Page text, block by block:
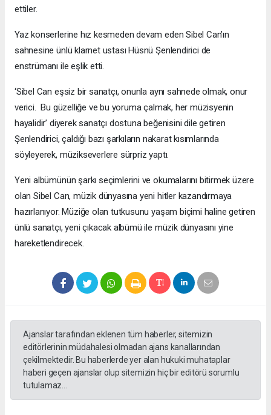
ettiler.
Yaz konserlerine hız kesmeden devam eden Sibel Can’ın
sahnesine ünlü klarnet ustası Hüsnü Şenlendirici de
enstrümanı ile eşlik etti.
‘Sibel Can eşsiz bir sanatçı, onunla aynı sahnede olmak, onur
verici. Bu güzelliğe ve bu yoruma çalmak, her müzisyenin
hayalidir’ diyerek sanatçı dostuna beğenisini dile getiren
Şenlendirici, çaldığı bazı şarkıların nakarat kısımlarında
söyleyerek, müzikseverlere sürpriz yaptı.
Yeni albümünün şarkı seçimlerini ve okumalarını bitirmek üzere
olan Sibel Can, müzik dünyasına yeni hitler kazandırmaya
hazırlanıyor. Müziğe olan tutkusunu yaşam biçimi haline getiren
ünlü sanatçı, yeni çıkacak albümü ile müzik dünyasını yine
hareketlendirecek.
Ajanslar tarafından eklenen tüm haberler, sitemizin
editörlerinin müdahalesi olmadan ajans kanallarından
çekilmektedir. Bu haberlerde yer alan hukuki muhataplar
haberi geçen ajanslar olup sitemizin hiç bir editörü sorumlu
tutulamaz...